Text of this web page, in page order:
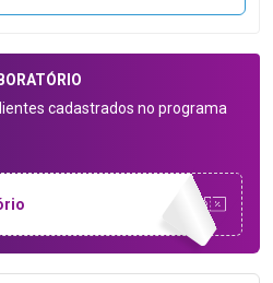
cadastrados no programa